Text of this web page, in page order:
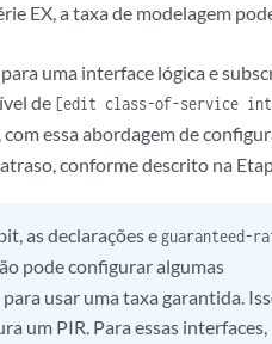
EX, a taxa de modelagem
uma interface lógica e
de [edit class-of-service
essa abordagem de
conforme descrito na
as declarações e guaranteed-
pode configurar algumas
usar uma taxa garantida.
um PIR. Para essas interfaces,